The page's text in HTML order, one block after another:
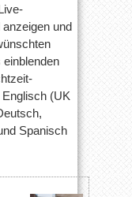
und
(UK
Spanisch